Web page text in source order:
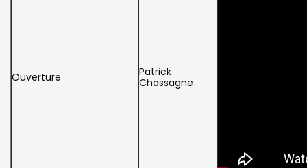
Ouverture
Patrick
Chassagne